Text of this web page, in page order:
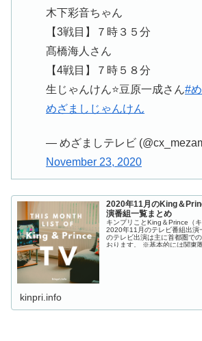
木下彩音ちゃん
【3戦目】７時３５分
髙橋海人さん
【4戦目】７時５８分
生じゃんけん⭐️豆原一成さん#
めざましじゃんけん
— めざましテレビ
November 23, 2020
2020年11月のKing＆
演番組一覧まとめ
キンプリことKing＆Prince（
2020年11月のテレビ番組出演
のテレビ出演は主に首都圏で
おります。 ※基本的には関東
kinpri.info